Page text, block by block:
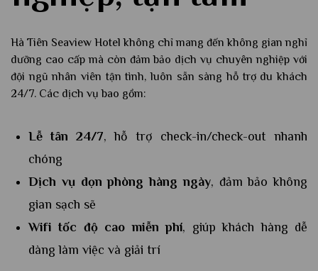
Hà Tiên Seaview Hotel không chỉ mang đến không gian nghỉ
dưỡng cao cấp mà còn đảm bảo dịch vụ chuyên nghiệp với
đội ngũ nhân viên tận tình, luôn sẵn sàng hỗ trợ du khách
24/7. Các dịch vụ bao gồm:
Lễ tân 24/7, hỗ trợ check-in/check-out nhanh
chóng
Dịch vụ dọn phòng hàng ngày, đảm bảo không
gian sạch sẽ
Wifi tốc độ cao miễn phí, giúp khách hàng dễ
dàng làm việc và giải trí